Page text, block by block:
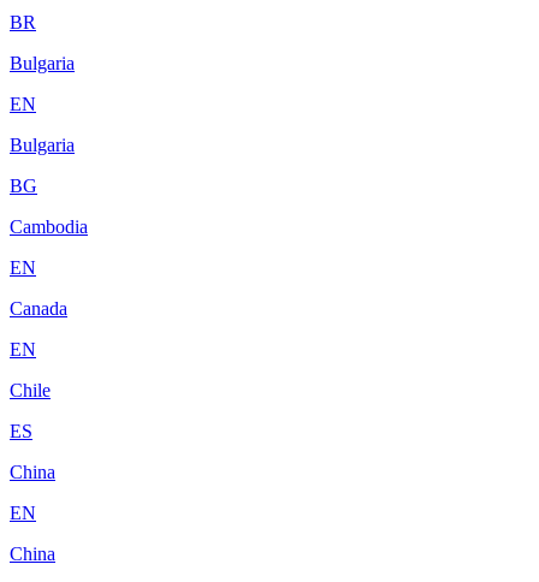
BR
Bulgaria
EN
Bulgaria
BG
Cambodia
EN
Canada
EN
Chile
ES
China
EN
China